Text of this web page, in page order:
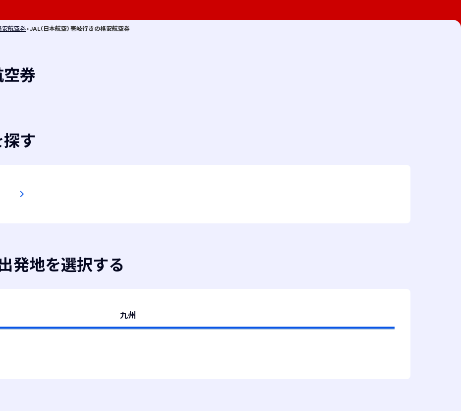
安航空券>JAL(日本航空) 壱岐行きの格安航空券
券
す
発地を選択する
九州